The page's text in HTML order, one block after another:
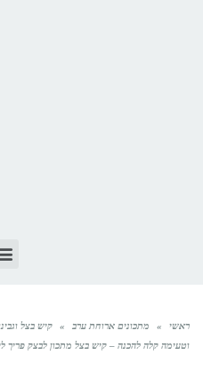
ראשי » מתכונים ארוחת ערב »
קיש בצל
וטעימה קלה להכנה – קיש בצל מתכון לבצק פריך